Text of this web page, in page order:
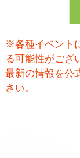
※各種イベント
る可能性がござ
最新の情報を公
さい。